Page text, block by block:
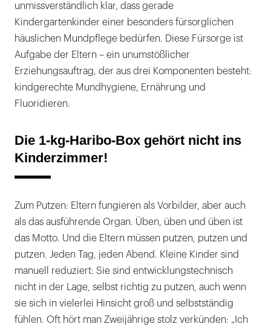
unmissverständlich klar, dass gerade
Kindergartenkinder einer besonders fürsorglichen
häuslichen Mundpflege bedürfen. Diese Fürsorge ist
Aufgabe der Eltern – ein unumstößlicher
Erziehungsauftrag, der aus drei Komponenten besteht:
kindgerechte Mundhygiene, Ernährung und
Fluoridieren.
Die 1-kg-Haribo-Box gehört nicht ins
Kinderzimmer!
Zum Putzen: Eltern fungieren als Vorbilder, aber auch
als das ausführende Organ. Üben, üben und üben ist
das Motto. Und die Eltern müssen putzen, putzen und
putzen. Jeden Tag, jeden Abend. Kleine Kinder sind
manuell reduziert: Sie sind entwicklungstechnisch
nicht in der Lage, selbst richtig zu putzen, auch wenn
sie sich in vielerlei Hinsicht groß und selbstständig
fühlen. Oft hört man Zweijährige stolz verkünden: „Ich